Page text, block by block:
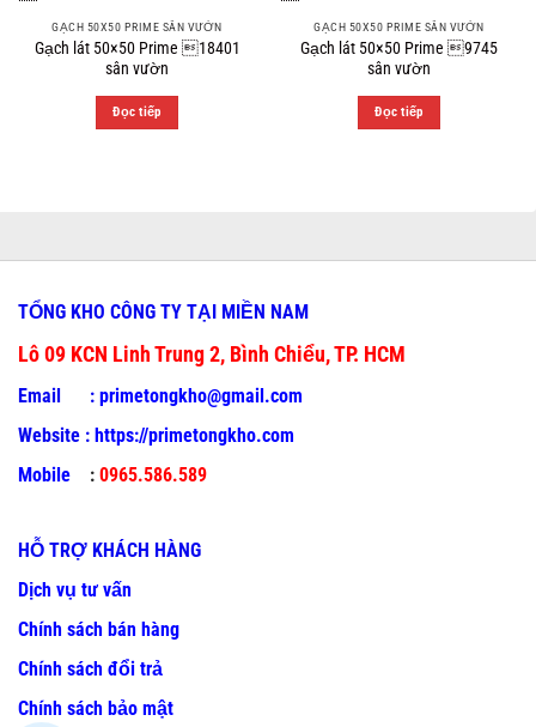
GẠCH 50X50 PRIME SÂN VƯỜN
Gạch lát 50×50 Prime 18401
sân vườn
Đọc tiếp
GẠCH 50X50 PRIME SÂN VƯỜN
Gạch lát 50×50 Prime 9745
sân vườn
Đọc tiếp
TỔNG KHO CÔNG TY TẠI MIỀN NAM
Lô 09 KCN Linh Trung 2, Bình Chiểu, TP. HCM
Email : primetongkho@gmail.com
Website : https://primetongkho.com
Mobile : 0965.586.589
HỖ TRỢ KHÁCH HÀNG
Dịch vụ tư vấn
Chính sách bán hàng
Chính sách đổi trả
Chính sách bảo mật